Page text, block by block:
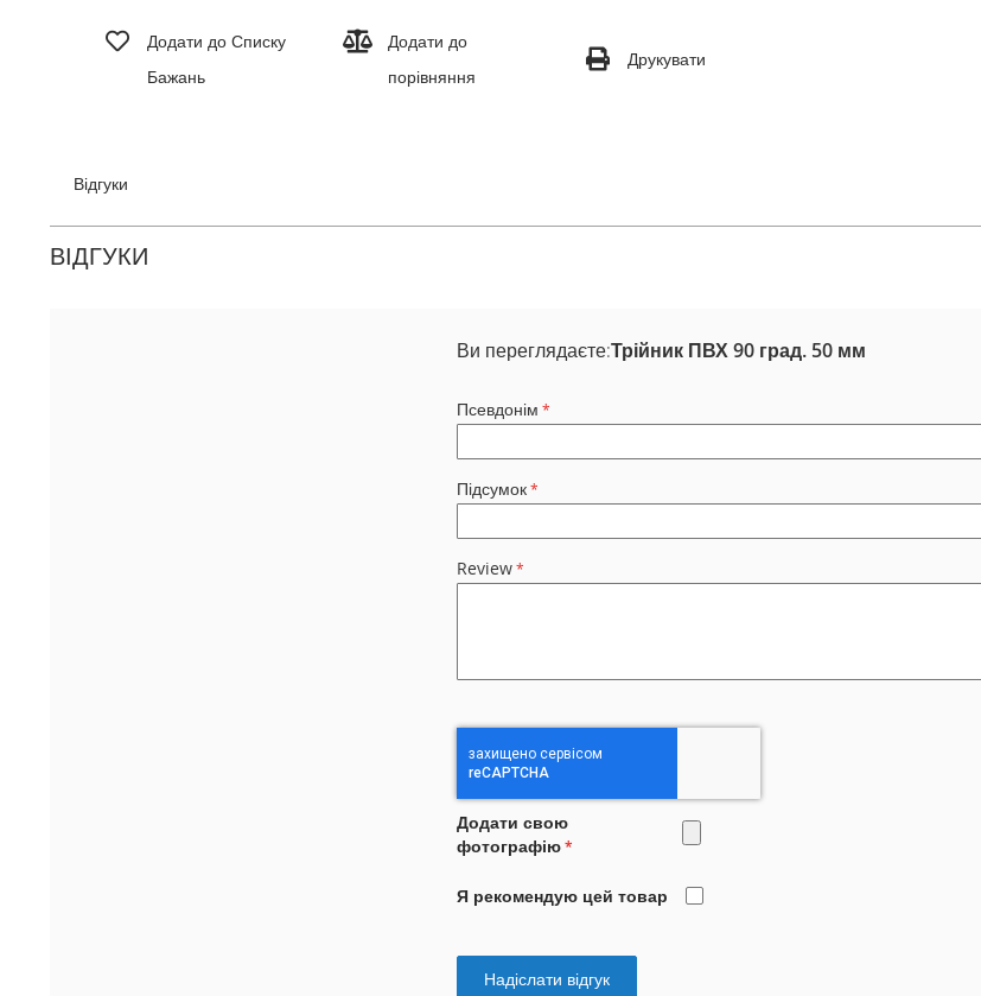
Додати до Списку
Бажань
Додати до
порівняння
Друкувати
Відгуки
ВІДГУКИ
Ви переглядаєте:Трійник ПВХ 90 град. 50 мм
Псевдонім
Підсумок
Review
Додати свою
фотографію
Я рекомендую цей товар
Надіслати відгук